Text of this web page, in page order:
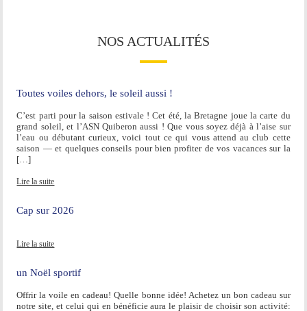
NOS ACTUALITÉS
Toutes voiles dehors, le soleil aussi !
C’est parti pour la saison estivale ! Cet été, la Bretagne joue la carte du
grand soleil, et l’ASN Quiberon aussi ! Que vous soyez déjà à l’aise sur
l’eau ou débutant curieux, voici tout ce qui vous attend au club cette
saison — et quelques conseils pour bien profiter de vos vacances sur la
[…]
Lire la suite
Cap sur 2026
Lire la suite
un Noël sportif
Offrir la voile en cadeau! Quelle bonne idée! Achetez un bon cadeau sur
notre site, et celui qui en bénéficie aura le plaisir de choisir son activité: